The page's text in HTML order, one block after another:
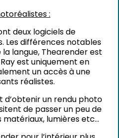
:
deux logiciels de
Les différences notables
la langue, Thearender est
est uniquement en
un accès à une
réalistes.
un rendu photo
de passer un peu de
matériaux, lumières etc…